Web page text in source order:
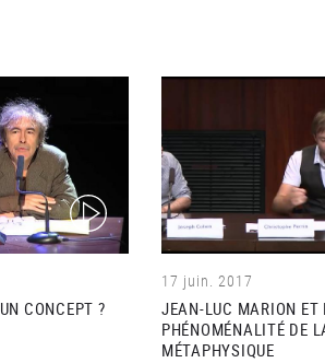
(video)
CONCEPT ?
17 juin. 2017
JEAN-LUC MARION ET
PHÉNOMÉNALITÉ DE
MÉTAPHYSIQUE